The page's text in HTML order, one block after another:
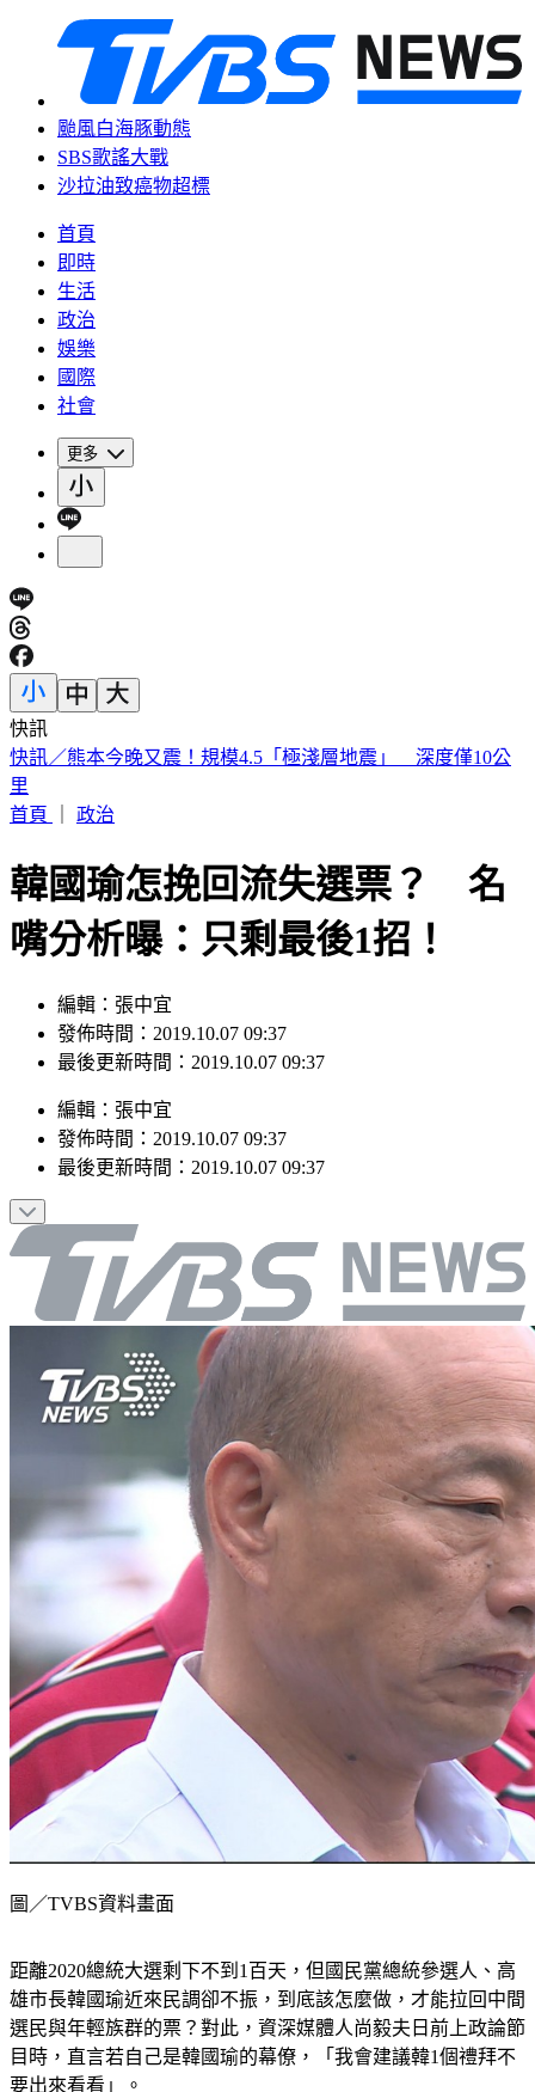
颱風白海豚動態
SBS歌謠大戰
沙拉油致癌物超標
首頁
即時
生活
政治
娛樂
國際
社會
更多
快訊
明知蘇丹紅超標4倍還賣 雲林黑心商稱「吃了不會怎樣」遭
判6月
首頁
政治
韓國瑜怎挽回流失選票？ 名
嘴分析曝：只剩最後1招！
編輯：張中宜
發佈時間：2019.10.07 09:37
最後更新時間：2019.10.07 09:37
編輯 ： 張中宜
發佈時間： 2019.10.07 09:37
最後更新時間： 2019.10.07 09:37
圖／TVBS資料畫面
距離2020總統大選剩下不到1百天，但國民黨總統參選人、高
雄市長韓國瑜近來民調卻不振，到底該怎麼做，才能拉回中間
選民與年輕族群的票？對此，資深媒體人尚毅夫日前上政論節
目時，直言若自己是韓國瑜的幕僚，「我會建議韓1個禮拜不
要出來看看」。